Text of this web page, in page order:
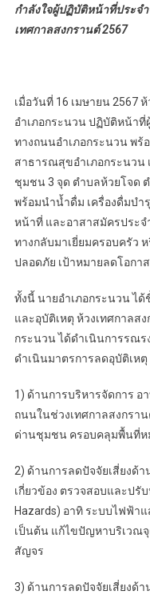
กำลังใจผู้ปฏิบัติหน้าที่ประจ
เทศกาลสงกรานต์ 2567
เมื่อวันที่ 16 เมษายน 2567
อำเภอกระนวน ปฏิบัติหน้า
ทางถนนอำเภอกระนวน พร้
สาธารณสุขอำเภอกระนวน
ชุมชน 3 จุด ตำบลห้วยโจด
พร้อมนำน้ำดื่ม เครื่องดื่มบำ
หน้าที่ และอาสาสมัครประจ
ทางกลับมาเยี่ยมครอบครัว
ปลอดภัย เป้าหมายลดโอกา
ทั้งนี้ นายอำเภอกระนวน ไ
และอุบัติเหตุ ห้วงเทศกาลส
กระนวน ได้ดำเนินการรณ
ดำเนินมาตรการลดอุบัติเหตุ
1) ด้านการบริหารจัดการ อ
ถนนในช่วงเทศกาลสงกรา
ด่านชุมชน ครอบคลุมพื้นที่
2) ด้านการลดปัจจัยเสี่ยงด้
เกี่ยวข้อง ตรวจสอบและปรั
Hazards) อาทิ ระบบไฟฟ้า
เป็นต้น แก้ไขปัญหาบริเวณ
สัญจร
3) ด้านการลดปัจจัยเสี่ยงด้